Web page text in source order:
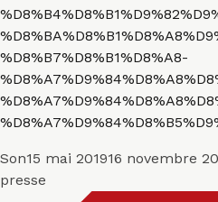
%D8%B7%D8%B1%D8%A8-
Format
SonPublié
le
15 mai 201916 novembre
presse